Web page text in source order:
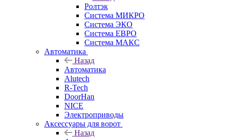
Ролтэк
Система МИКРО
Система ЭКО
Система ЕВРО
Система МАКС
Автоматика
Назад
Автоматика
Alutech
R-Tech
DoorHan
NICE
Электроприводы
Аксессуары для ворот
Назад